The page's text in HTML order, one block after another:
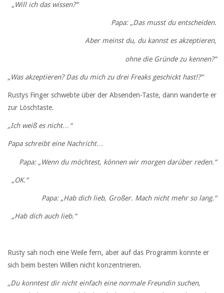
„Will ich das wissen?“
Papa: „Das musst du entscheiden.
Aber meinst du, du kannst es akzeptieren,
ohne die Gründe zu kennen?“
„Was akzeptieren? Das du mich zu drei Freaks geschickt hast!?“
Rustys Finger schwebte über der Absenden-Taste, dann wanderte er
zur Löschtaste.
„Ich weiß es nicht…“
Papa schreibt eine Nachricht…
Papa: „Wenn du möchtest, können wir morgen darüber reden.“
„OK.“
Papa: „Hab dich lieb, Großer. Mach nicht mehr so lang.“
„Hab dich auch lieb.“
Rusty sah noch eine Weile fern, aber auf das Programm konnte er
sich beim besten Willen nicht konzentrieren.
„Du konntest dir nicht einfach eine normale Freundin suchen,